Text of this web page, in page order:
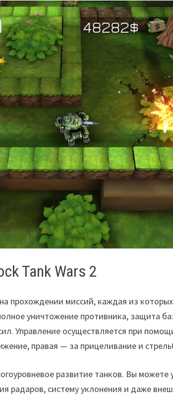
Tank Wars 2
прохождении миссий, каждая из
уничтожение противника, защита
Управление осуществляется при
правая — за прицеливание и
развитие танков. Вы
радаров, систему уклонения и даже